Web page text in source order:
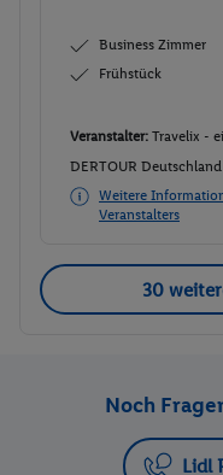
Business Zimmer
Frühstück
Veranstalter: Travelix -
DERTOUR
Weitere
Veranstalters
30
Noch
Lidl